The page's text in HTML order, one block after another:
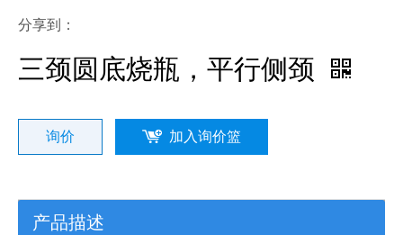
分享到：
三颈圆底烧瓶，平行侧颈
询价 加入询价篮
产品描述